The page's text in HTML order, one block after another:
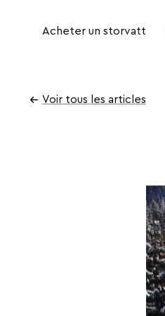
contenu
Acheter un storvatt
Voir tous les articles